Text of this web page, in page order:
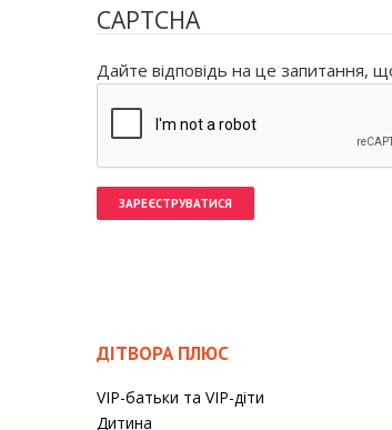
CAPTCHA
Дайте відповідь на це запитання,
ДІТВОРА ПЛЮС
VIP-батьки та VIP-діти
Дитина